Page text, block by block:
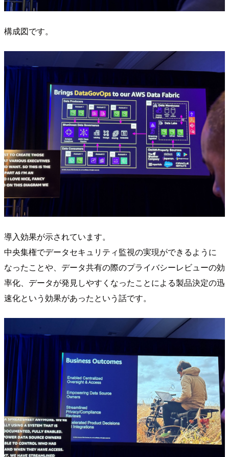
構成図です。
導入効果が示されています。
中央集権でデータセキュリティ監視の実現ができるように
なったことや、データ共有の際のプライバシーレビューの効
率化、データが発見しやすくなったことによる製品決定の迅
速化という効果があったという話です。